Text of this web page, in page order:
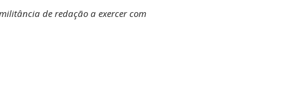
de redação a exercer com